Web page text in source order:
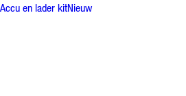
Accu en lader kitNieuw